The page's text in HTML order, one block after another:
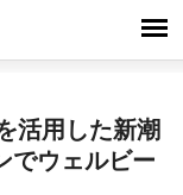
活用した新潮
ウェルビー